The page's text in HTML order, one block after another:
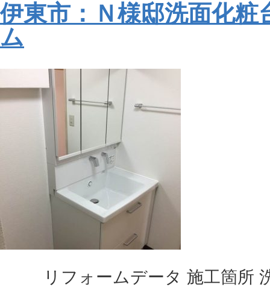
伊東市：Ｎ様邸洗面化粧
ム
リフォームデータ 施工箇所